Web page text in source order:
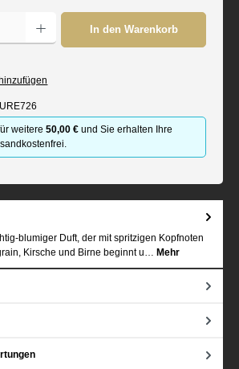
gewünschten Wert ein oder benutze die Schaltflächen um
In den Warenkorb
weitere50,00 € und Sie erhalten Ihre
blumiger Duft, der mit spritzigen Kopfnoten
Kirsche und Birne beginnt u… Mehr